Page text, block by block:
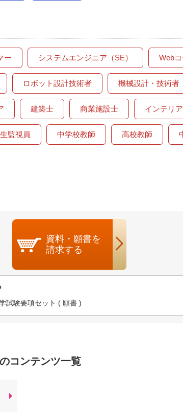
ー システムエンジニア（SE） Web
ロボット設計技術者 機械設計・技術者
建築士 商業施設士 インテリ
監視員 中学校教師 高校教師
資料・願書を
請求する
試験要項セット ( 願書 )
コンテンツ一覧